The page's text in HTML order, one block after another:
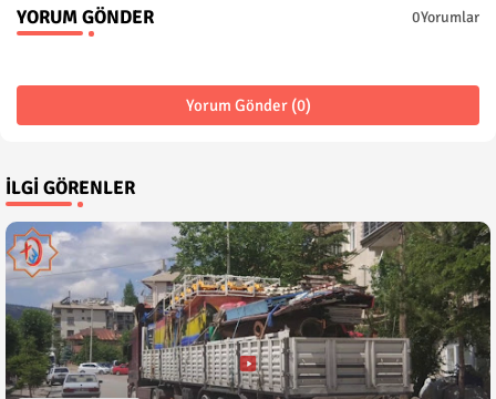
YORUM GÖNDER 0Yorumlar
Yorum Gönder (0)
İLGI GÖRENLER